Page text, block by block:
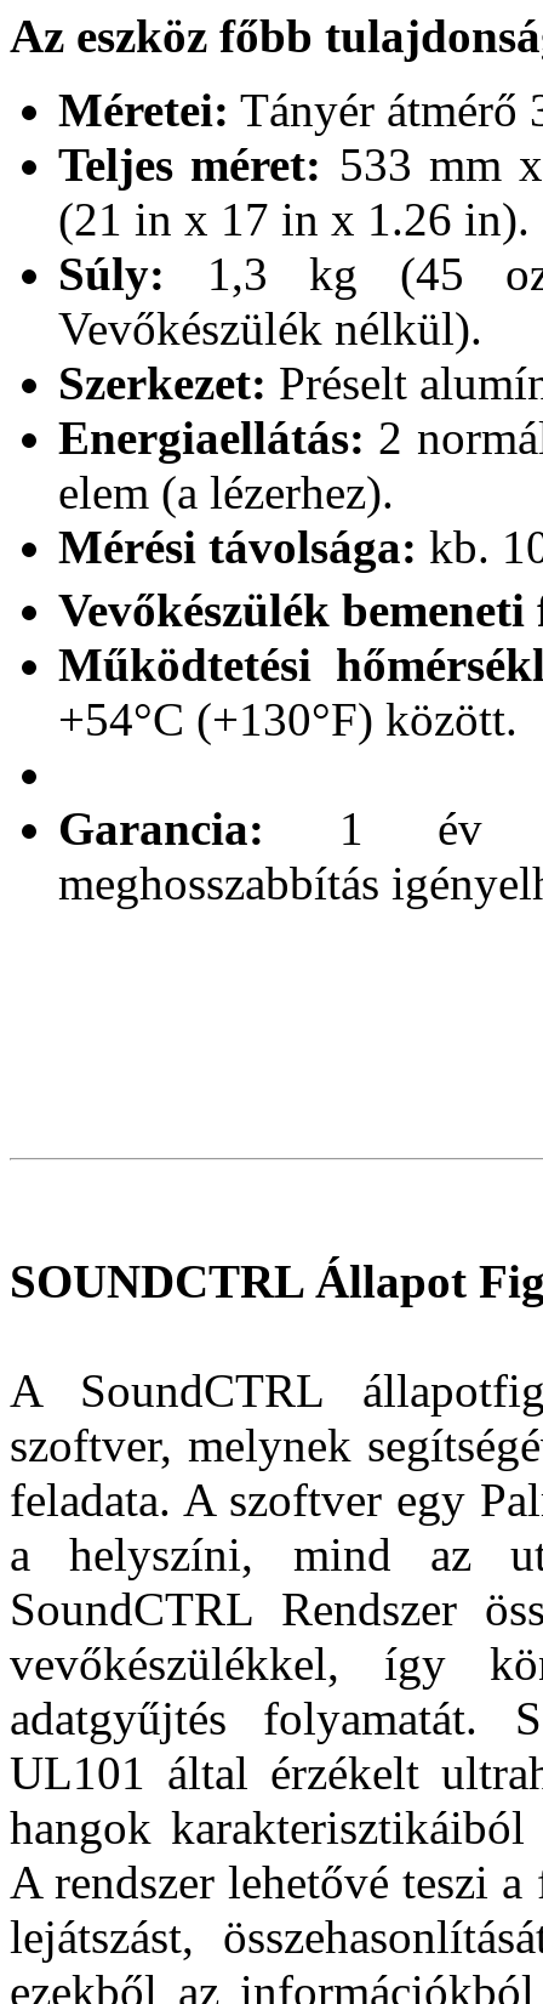
Az eszköz főbb
Méretei: Tányér átmérő
Teljes méret: 533 mm
(21 in x 17 in x 1.26 in).
Súly: 1,3 kg (45
Vevőkészülék nélkül).
Szerkezet: Préselt
Energiaellátás: 2
elem (a lézerhez).
Mérési távolsága: kb.
Vevőkészülék
Működtetési
+54°C (+130°F) között.
Garancia: 1 év
meghosszabbítás
SOUNDCTRL Állapot
A SoundCTRL
szoftver, melynek
feladata. A szoftver egy
a helyszíni, mind az
SoundCTRL Rendszer
vevőkészülékkel, így
adatgyűjtés folyamatát.
UL101 által érzékelt
hangok
A rendszer lehetővé teszi
lejátszást,
ezekből az